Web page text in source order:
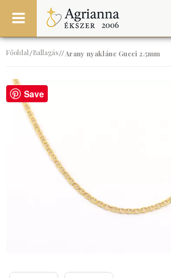
Főoldal/Ballagás//Arany nyaklánc Gucci 2.5mm
Save